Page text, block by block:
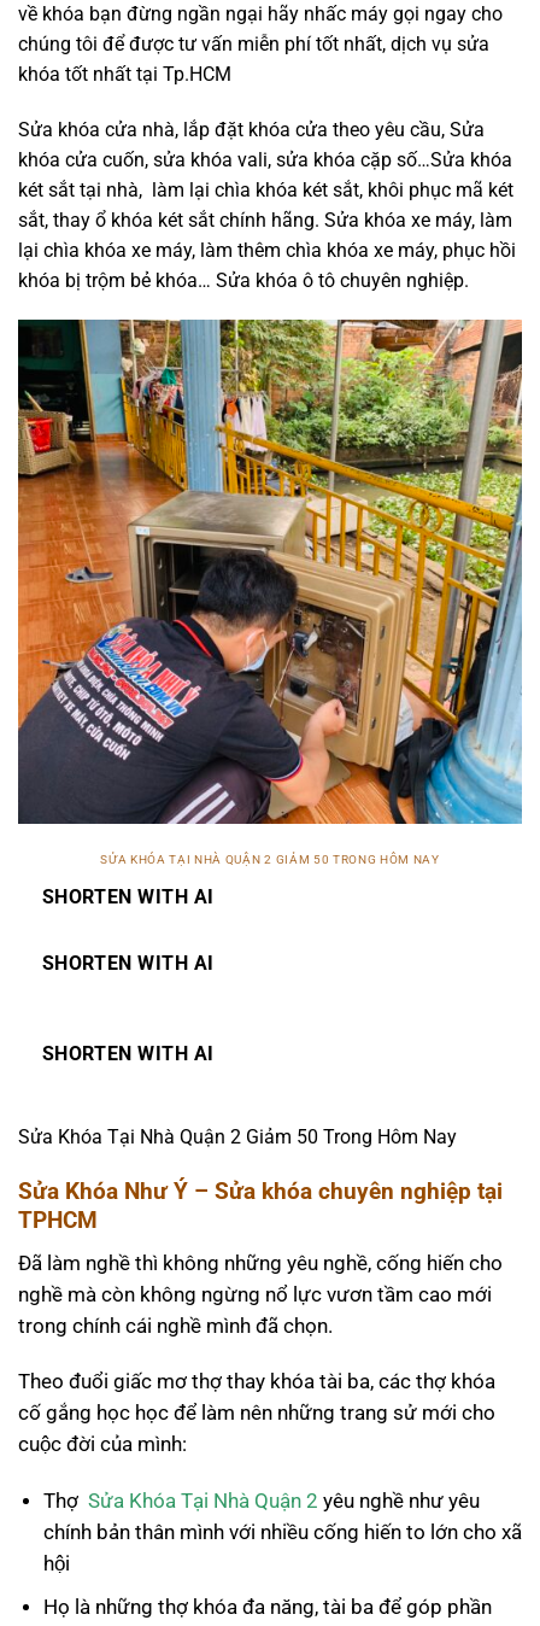
về khóa bạn đừng ngần ngại hãy nhấc máy gọi ngay cho
chúng tôi để được tư vấn miễn phí tốt nhất, dịch vụ sửa
khóa tốt nhất tại Tp.HCM
Sửa khóa cửa nhà, lắp đặt khóa cửa theo yêu cầu, Sửa
khóa cửa cuốn, sửa khóa vali, sửa khóa cặp số…Sửa khóa
két sắt tại nhà, làm lại chìa khóa két sắt, khôi phục mã két
sắt, thay ổ khóa két sắt chính hãng. Sửa khóa xe máy, làm
lại chìa khóa xe máy, làm thêm chìa khóa xe máy, phục hồi
khóa bị trộm bẻ khóa… Sửa khóa ô tô chuyên nghiệp.
SỬA KHÓA TẠI NHÀ QUẬN 2 GIẢM 50 TRONG HÔM NAY
SHORTEN WITH AI
SHORTEN WITH AI
SHORTEN WITH AI
Sửa Khóa Tại Nhà Quận 2 Giảm 50 Trong Hôm Nay
Sửa Khóa Như Ý – Sửa khóa chuyên nghiệp tại
TPHCM
Đã làm nghề thì không những yêu nghề, cống hiến cho
nghề mà còn không ngừng nổ lực vươn tầm cao mới
trong chính cái nghề mình đã chọn.
Theo đuổi giấc mơ thợ thay khóa tài ba, các thợ khóa
cố gắng học học để làm nên những trang sử mới cho
cuộc đời của mình:
Thợ Sửa Khóa Tại Nhà Quận 2 yêu nghề như yêu
chính bản thân mình với nhiều cống hiến to lớn cho xã
hội
Họ là những thợ khóa đa năng, tài ba để góp phần